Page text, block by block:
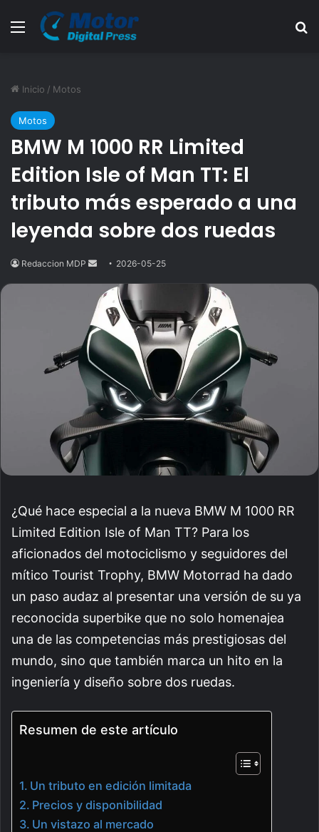
Menú
Inicio / Motos
Motos
BMW M 1000 RR Limited
Edition Isle of Man TT: El
tributo más esperado a una
leyenda sobre dos ruedas
Redaccion MDP
Send
email
2026-05-25
¿Qué hace especial a la nueva BMW M 1000 RR
Limited Edition Isle of Man TT? Para los
aficionados del motociclismo y seguidores del
mítico Tourist Trophy, BMW Motorrad ha dado
un paso audaz al presentar una versión de su ya
reconocida superbike que no solo homenajea
una de las competencias más prestigiosas del
mundo, sino que también marca un hito en la
ingeniería y diseño sobre dos ruedas.
Resumen de este artículo
Un tributo en edición limitada
Precios y disponibilidad
Un vistazo al mercado